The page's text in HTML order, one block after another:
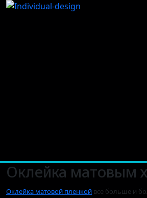
Оклейка матовым
Оклейка матовой пленкой все больше и